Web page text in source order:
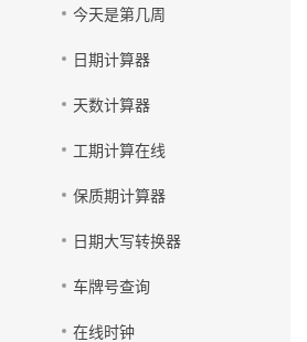
今天是第几周
日期计算器
天数计算器
工期计算在线
保质期计算器
日期大写转换器
车牌号查询
在线时钟